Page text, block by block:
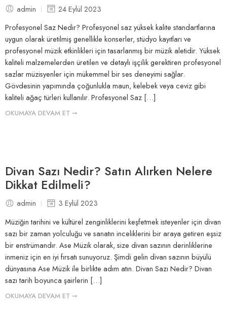
admin
24 Eylül 2023
Profesyonel Saz Nedir? Profesyonel saz yüksek kalite standartlarına
uygun olarak üretilmiş genellikle konserler, stüdyo kayıtları ve
profesyonel müzik etkinlikleri için tasarlanmış bir müzik aletidir. Yüksek
kaliteli malzemelerden üretilen ve detaylı işçilik gerektiren profesyonel
sazlar müzisyenler için mükemmel bir ses deneyimi sağlar.
Gövdesinin yapımında çoğunlukla maun, kelebek veya ceviz gibi
kaliteli ağaç türleri kullanılır. Profesyonel Saz […]
OKUMAYA DEVAM ET ➞
Divan Sazı Nedir? Satın Alırken Nelere
Dikkat Edilmeli?
admin
3 Eylül 2023
Müziğin tarihini ve kültürel zenginliklerini keşfetmek isteyenler için divan
sazı bir zaman yolculuğu ve sanatın inceliklerini bir araya getiren eşsiz
bir enstrümandır. Ase Müzik olarak, size divan sazının derinliklerine
inmeniz için en iyi fırsatı sunuyoruz. Şimdi gelin divan sazının büyülü
dünyasına Ase Müzik ile birlikte adım atın. Divan Sazı Nedir? Divan
sazı tarih boyunca şairlerin […]
OKUMAYA DEVAM ET ➞